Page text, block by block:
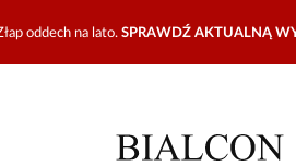
oddech na lato. SPRAWDŹ AKTUALNĄ